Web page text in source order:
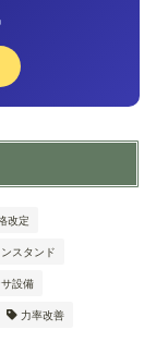
改定
スタンド
設備
力率改善